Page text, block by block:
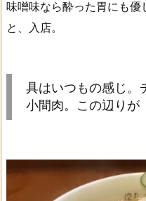
味噌味なら酔った胃にも優
と、入店。
具はいつもの感じ。
小間肉。この辺りが